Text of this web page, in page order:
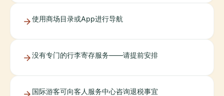
使用商场目录或App进行导航
没有专门的行李寄存服务——请提前安排
国际游客可向客人服务中心咨询退税事宜